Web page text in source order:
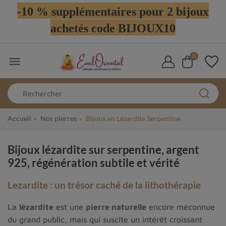
-10 % supplémentaires pour 2 bijoux
achetés code BIJOUX10
 0
Accueil Nos pierres Bijoux en Lézardite Serpentine
Bijoux lézardite sur serpentine, argent
925, régénération subtile et vérité
Lezardite : un trésor caché de la lithothérapie
La lézardite est une pierre naturelle encore méconnue
du grand public, mais qui suscite un intérêt croissant